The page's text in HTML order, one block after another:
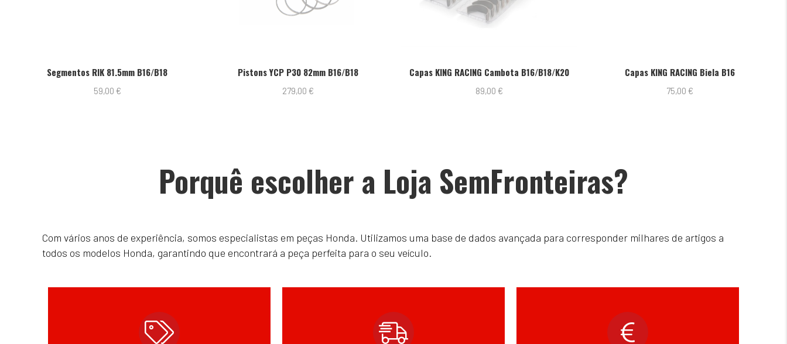
RIK 81.5mm B16/B18 Pistons YCP P30 82mm B16/B18 Capas KING RACING Cambota B16/B18/K20 Capas KING RACING Biela B16
Porquê escolher a Loja SemFronteiras?
Com vários anos de experiência, somos especialistas em peças Honda. Utilizamos uma base de dados avançada para corresponder milhares de artigos a
todos os modelos Honda, garantindo que encontrará a peça perfeita para o seu veículo.